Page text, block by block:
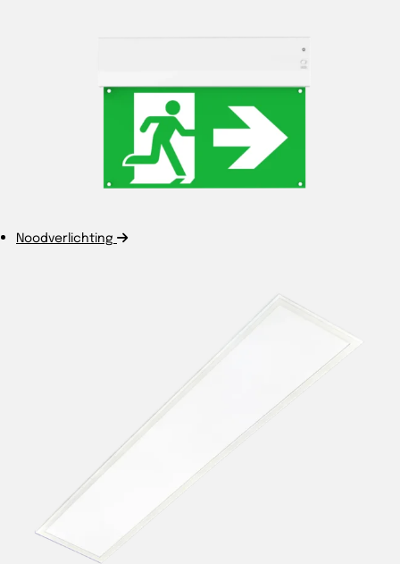
Noodverlichting